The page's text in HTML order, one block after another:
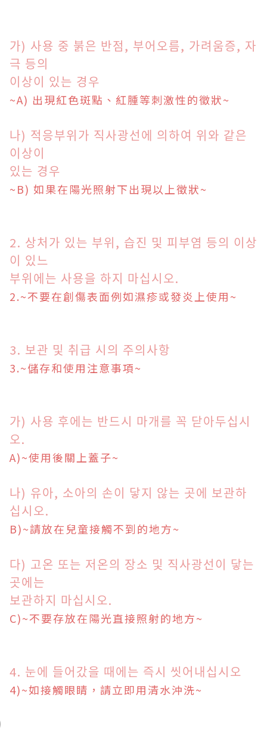
가) 사용 중 붉은 반점, 부어오름, 가려움증, 자
극 등의
이상이 있는 경우
~A) 出現紅色斑點、紅腫等刺激性的徵狀~
나) 적응부위가 직사광선에 의하여 위와 같은
이상이
있는 경우
~B) 如果在陽光照射下出現以上徵狀~
2. 상처가 있는 부위, 습진 및 피부염 등의 이상
이 있느
부위에는 사용을 하지 마십시오.
2.~不要在創傷表面例如濕疹或發炎 上使用~
3. 보관 및 취급 시의 주의사항
3.~儲存和使用注意事項~
가) 사용 후에는 반드시 마개를 꼭 닫아두십시
오.
A)~使用後關上蓋子~
나) 유아, 소아의 손이 닿지 않는 곳에 보관하
십시오.
B)~請放在兒童接觸不到的地方~
다) 고온 또는 저온의 장소 및 직사광선이 닿는
곳에는
보관하지 마십시오.
C)~不要存放在陽光直接照射的地方~
4. 눈에 들어갔을 때에는 즉시 씻어내십시오
4)~如接觸眼睛，請立即用清水沖洗~